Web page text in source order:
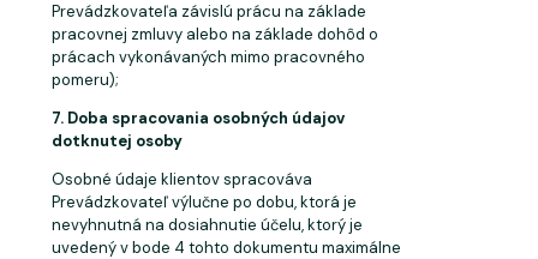
Prevádzkovateľa závislú prácu na základe
pracovnej zmluvy alebo na základe dohôd o
prácach vykonávaných mimo pracovného
pomeru);
7. Doba spracovania osobných údajov
dotknutej osoby
Osobné údaje klientov spracováva
Prevádzkovateľ výlučne po dobu, ktorá je
nevyhnutná na dosiahnutie účelu, ktorý je
uvedený v bode 4 tohto dokumentu maximálne